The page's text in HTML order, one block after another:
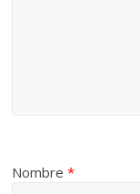
Nombre*